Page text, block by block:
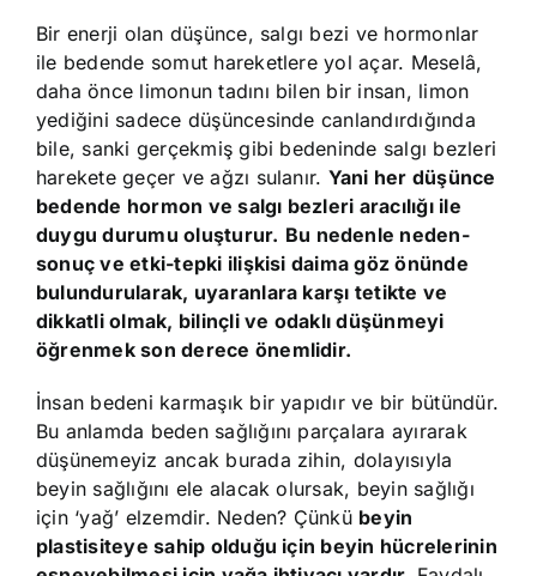
Bir enerji olan düşünce, salgı bezi ve hormonlar
ile bedende somut hareketlere yol açar. Meselâ,
daha önce limonun tadını bilen bir insan, limon
yediğini sadece düşüncesinde canlandırdığında
bile, sanki gerçekmiş gibi bedeninde salgı bezleri
harekete geçer ve ağzı sulanır. Yani her düşünce
bedende hormon ve salgı bezleri aracılığı ile
duygu durumu oluşturur. Bu nedenle neden-
sonuç ve etki-tepki ilişkisi daima göz önünde
bulundurularak, uyaranlara karşı tetikte ve
dikkatli olmak, bilinçli ve odaklı düşünmeyi
öğrenmek son derece önemlidir.
İnsan bedeni karmaşık bir yapıdır ve bir bütündür.
Bu anlamda beden sağlığını parçalara ayırarak
düşünemeyiz ancak burada zihin, dolayısıyla
beyin sağlığını ele alacak olursak, beyin sağlığı
için ‘yağ’ elzemdir. Neden? Çünkü beyin
plastisiteye sahip olduğu için beyin hücrelerinin